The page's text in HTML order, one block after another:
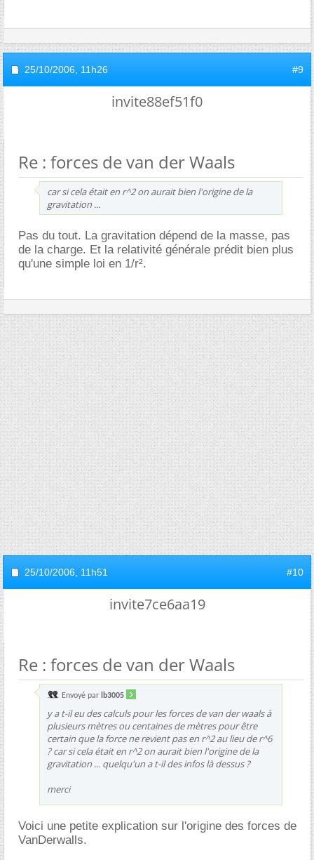
25/10/2006, 11h26 #9
invite88ef51f0
Re : forces de van der Waals
car si cela était en r^2 on aurait bien l'origine de la
gravitation ...
Pas du tout. La gravitation dépend de la masse, pas
de la charge. Et la relativité générale prédit bien plus
qu'une simple loi en 1/r².
25/10/2006, 11h51 #10
invite7ce6aa19
Re : forces de van der Waals
Envoyé par lb3005
y a t-il eu des calculs pour les forces de van der waals à
plusieurs mètres ou centaines de mètres pour être
certain que la force ne revient pas en r^2 au lieu de r^6
? car si cela était en r^2 on aurait bien l'origine de la
gravitation ... quelqu'un a t-il des infos là dessus ?
merci
Voici une petite explication sur l'origine des forces de
VanDerwalls.